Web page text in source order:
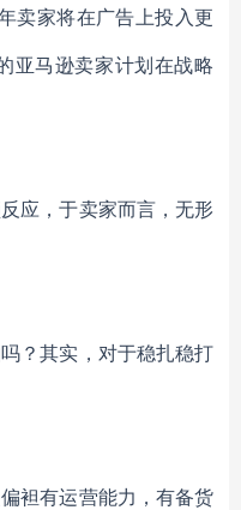
卖家将在广告上投入更
亚马逊卖家计划在战略
应，于卖家而言，无形
吗？其实，对于稳扎稳打
袒有运营能力，有备货